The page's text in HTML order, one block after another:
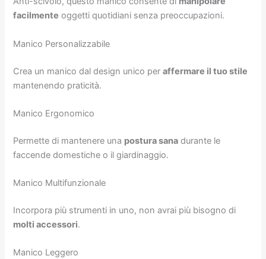
facilmente oggetti quotidiani senza preoccupazioni.
Manico Personalizzabile
Crea un manico dal design unico peraffermare il tuo stile
mantenendo praticità.
Manico Ergonomico
Permette di mantenere una postura sana durante le
faccende domestiche o il giardinaggio.
Manico Multifunzionale
Incorpora più strumenti in uno, non avrai più bisogno di
molti accessori.
Manico Leggero